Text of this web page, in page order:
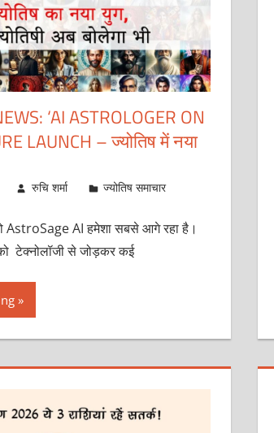
‘AI ASTROLOGER ON
LAUNCH – ज्योतिष में नया
रुचि शर्मा ज्योतिष समाचार
AstroSage AI हमेशा सबसे आगे रहा है।
टेक्नोलॉजी से जोड़कर कई